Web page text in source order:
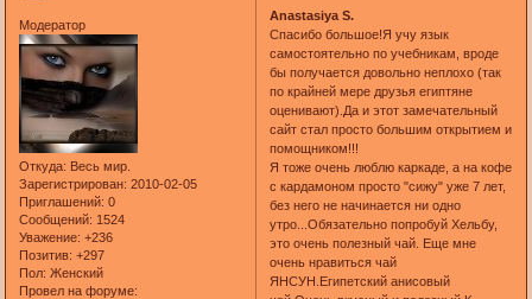
Модератор
Откуда: Весь мир.
Зарегистрирован: 2010-02-05
Приглашений: 0
Сообщений: 1524
Уважение: +236
Позитив: +297
Пол: Женский
Провел на форуме:
Anastasiya S.
Спасибо большое!Я учу язык
самостоятельно по учебникам, вроде
бы получается довольно неплохо (так
по крайней мере друзья египтяне
оценивают).Да и этот замечательный
сайт стал просто большим открытием и
помощником!!!
Я тоже очень люблю каркаде, а на кофе
с кардамоном просто "сижу" уже 7 лет,
без него не начинается ни одно
утро...Обязательно попробуй Хельбу,
это очень полезный чай. Еще мне
очень нравиться чай
ЯНСУН.Египетский анисовый